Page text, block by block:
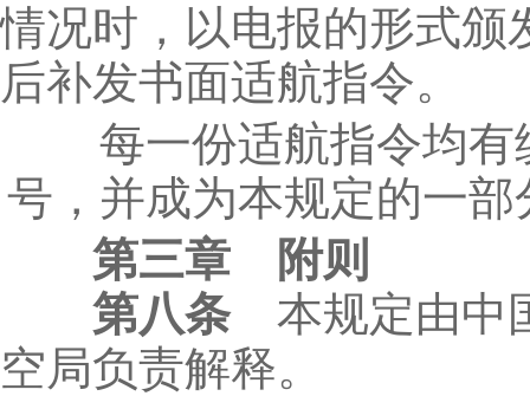
情况时，以电报的形式颁
后补发书面适航指令。
每一份适航指令均有
号，并成为本规定的一部
第三章 附则
第八条本规定由中
空局负责解释。